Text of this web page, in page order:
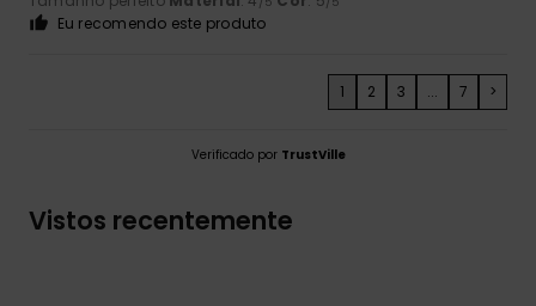
Eu recomendo este produto
1 2 3 ... 7 >
Verificado por TrustVille
Vistos recentemente